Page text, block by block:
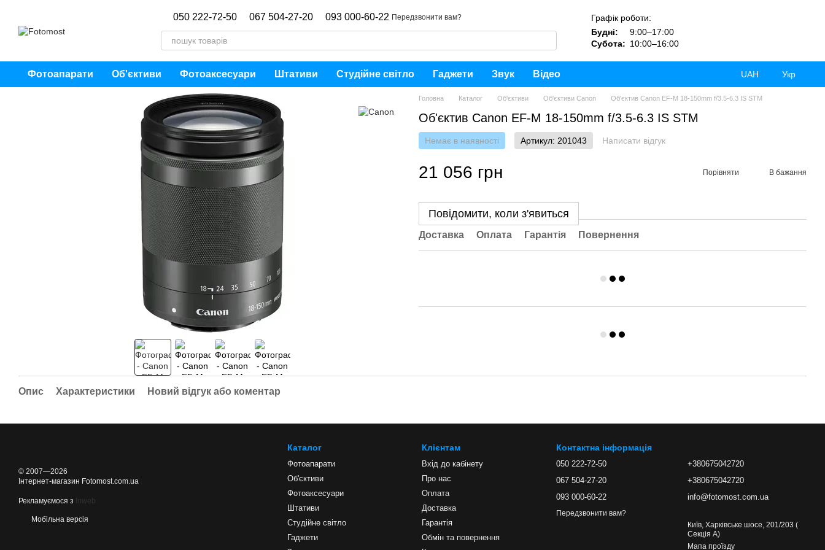
050 222-72-50 067 504-27-20 093 000-60-22 Передзвонити вам?
Графік роботи:
Будні:
9:00–17:00
Субота: 10:00–16:00
Фотоапарати Об'єктиви Фотоаксесуари Штативи Студійне світло Гаджети Звук Відео UAH Укр
Головна Каталог Об'єктиви Об'єктиви Canon Об'єктив Canon EF-M 18-150mm f/3.5-6.3 IS STM
Об'єктив Canon EF-M 18-150mm f/3.5-6.3 IS STM
Немає в наявності Артикул: 201043 Написати відгук
21 056 грн Порівняти В бажання
Повідомити, коли з'явиться
Доставка Оплата Гарантія Повернення
Опис Характеристики Новий відгук або коментар
© 2007—2026
Інтернет-магазин Fotomost.com.ua
Рекламуємося з Inweb
Мобільна версія
Каталог
Фотоапарати
Об'єктиви
Фотоаксесуари
Штативи
Студійне світло
Гаджети
Клієнтам
Вхід до кабінету
Про нас
Оплата
Доставка
Гарантія
Обмін та повернення
Контактна інформація
050 222-72-50
067 504-27-20
093 000-60-22
Передзвонити вам?
+380675042720
+380675042720
info@fotomost.com.ua
Київ, Харківське шосе, 201/203 (
Секція А)
Мапа проїзду